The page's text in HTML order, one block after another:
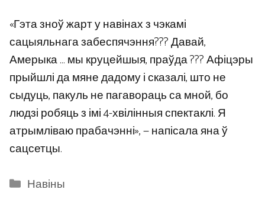
«Гэта зноў жарт у навінах з чэкамі
сацыяльнага забеспячэння??? Давай,
Амерыка … мы круцейшыя, праўда ??? Афіцэры
прыйшлі да мяне дадому і сказалі, што не
сыдуць, пакуль не пагавораць са мной, бо
людзі робяць з імі 4-хвілінныя спектаклі. Я
атрымліваю прабачэнні», — напісала яна ў
сацсетцы.
Categories
Навіны